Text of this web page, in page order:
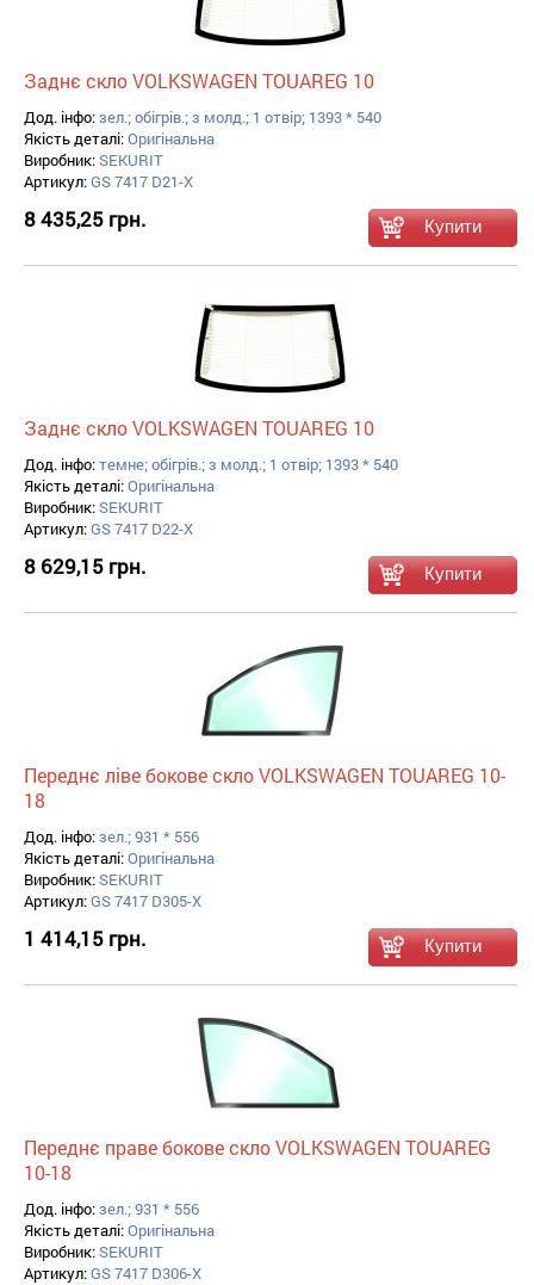
Заднє скло VOLKSWAGEN TOUAREG 10
Дод. інфо:зел.; обігрів.; з молд.; 1 отвір; 1393 * 540
Якість деталі:Оригінальна
Виробник:SEKURIT
Артикул:GS 7417 D21-X
8 435,25 грн.
Заднє скло VOLKSWAGEN TOUAREG 10
Дод. інфо:темне; обігрів.; з молд.; 1 отвір; 1393 * 540
Якість деталі:Оригінальна
Виробник:SEKURIT
Артикул:GS 7417 D22-X
8 629,15 грн.
Переднє ліве бокове скло VOLKSWAGEN TOUAREG 10-
18
Дод. інфо:зел.; 931 * 556
Якість деталі:Оригінальна
Виробник:SEKURIT
Артикул:GS 7417 D305-X
1 414,15 грн.
Переднє праве бокове скло VOLKSWAGEN TOUAREG
10-18
Дод. інфо:зел.; 931 * 556
Якість деталі:Оригінальна
Виробник:SEKURIT
Артикул:GS 7417 D306-X